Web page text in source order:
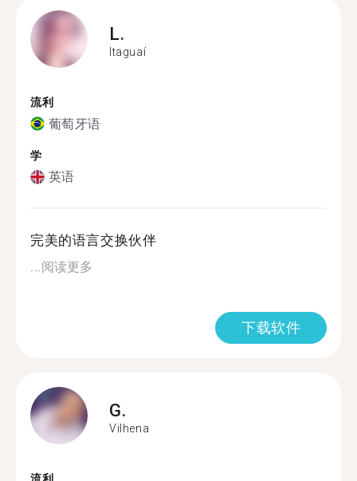
L.
Itaguaí
流利
葡萄牙语
学
英语
完美的语言交换伙伴
...阅读更多
下载软件
G.
Vilhena